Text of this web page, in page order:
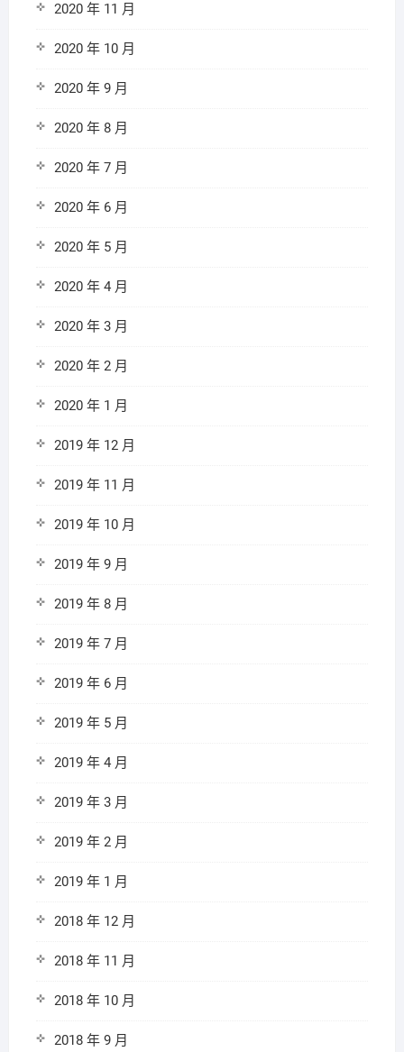
2020 年 11 月
2020 年 10 月
2020 年 9 月
2020 年 8 月
2020 年 7 月
2020 年 6 月
2020 年 5 月
2020 年 4 月
2020 年 3 月
2020 年 2 月
2020 年 1 月
2019 年 12 月
2019 年 11 月
2019 年 10 月
2019 年 9 月
2019 年 8 月
2019 年 7 月
2019 年 6 月
2019 年 5 月
2019 年 4 月
2019 年 3 月
2019 年 2 月
2019 年 1 月
2018 年 12 月
2018 年 11 月
2018 年 10 月
2018 年 9 月